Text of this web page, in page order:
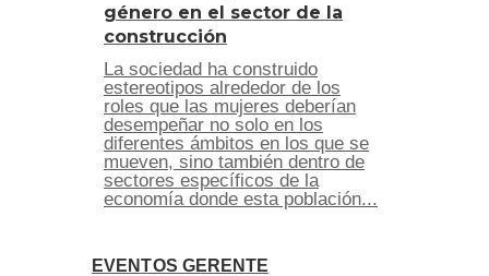
género en el sector de la
construcción
La sociedad ha construido
estereotipos alrededor de los
roles que las mujeres deberían
desempeñar no solo en los
diferentes ámbitos en los que se
mueven, sino también dentro de
sectores específicos de la
economía donde esta población...
EVENTOS GERENTE